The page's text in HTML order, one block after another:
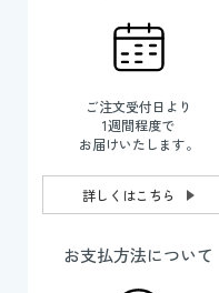
ご注文受付日より
1週間程度で
お届けいたします。
詳しくはこちら
お支払方法について